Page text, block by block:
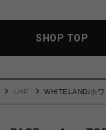
SHOP TOP
LHP
WHITELAND/ホワ